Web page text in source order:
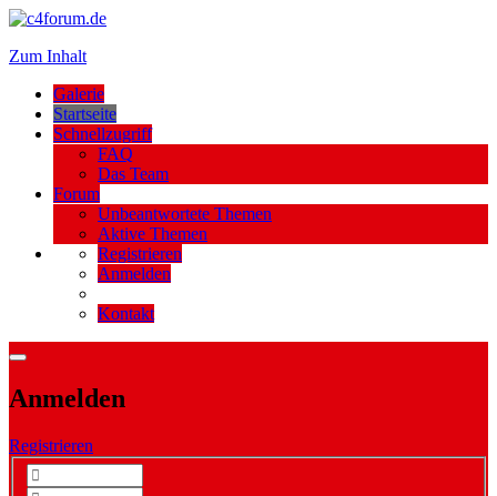
Zum Inhalt
Galerie
Startseite
Schnellzugriff
FAQ
Das Team
Forum
Unbeantwortete Themen
Aktive Themen
Registrieren
Anmelden
Kontakt
Anmelden
Registrieren